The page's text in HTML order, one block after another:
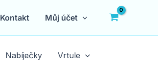
Kontakt Můj účet
Nabíječky Vrtule